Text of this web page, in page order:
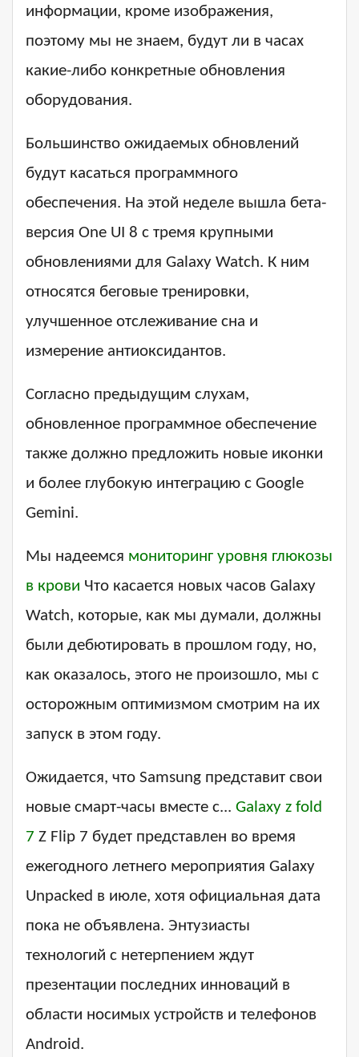
информации, кроме изображения,
поэтому мы не знаем, будут ли в часах
какие-либо конкретные обновления
оборудования.
Большинство ожидаемых обновлений
будут касаться программного
обеспечения. На этой неделе вышла бета-
версия One UI 8 с тремя крупными
обновлениями для Galaxy Watch. К ним
относятся беговые тренировки,
улучшенное отслеживание сна и
измерение антиоксидантов.
Согласно предыдущим слухам,
обновленное программное обеспечение
также должно предложить новые иконки
и более глубокую интеграцию с Google
Gemini.
Мы надеемся мониторинг уровня глюкозы
в крови Что касается новых часов Galaxy
Watch, которые, как мы думали, должны
были дебютировать в прошлом году, но,
как оказалось, этого не произошло, мы с
осторожным оптимизмом смотрим на их
запуск в этом году.
Ожидается, что Samsung представит свои
новые смарт-часы вместе с... Galaxy z fold
7 Z Flip 7 будет представлен во время
ежегодного летнего мероприятия Galaxy
Unpacked в июле, хотя официальная дата
пока не объявлена. Энтузиасты
технологий с нетерпением ждут
презентации последних инноваций в
области носимых устройств и телефонов
Android.